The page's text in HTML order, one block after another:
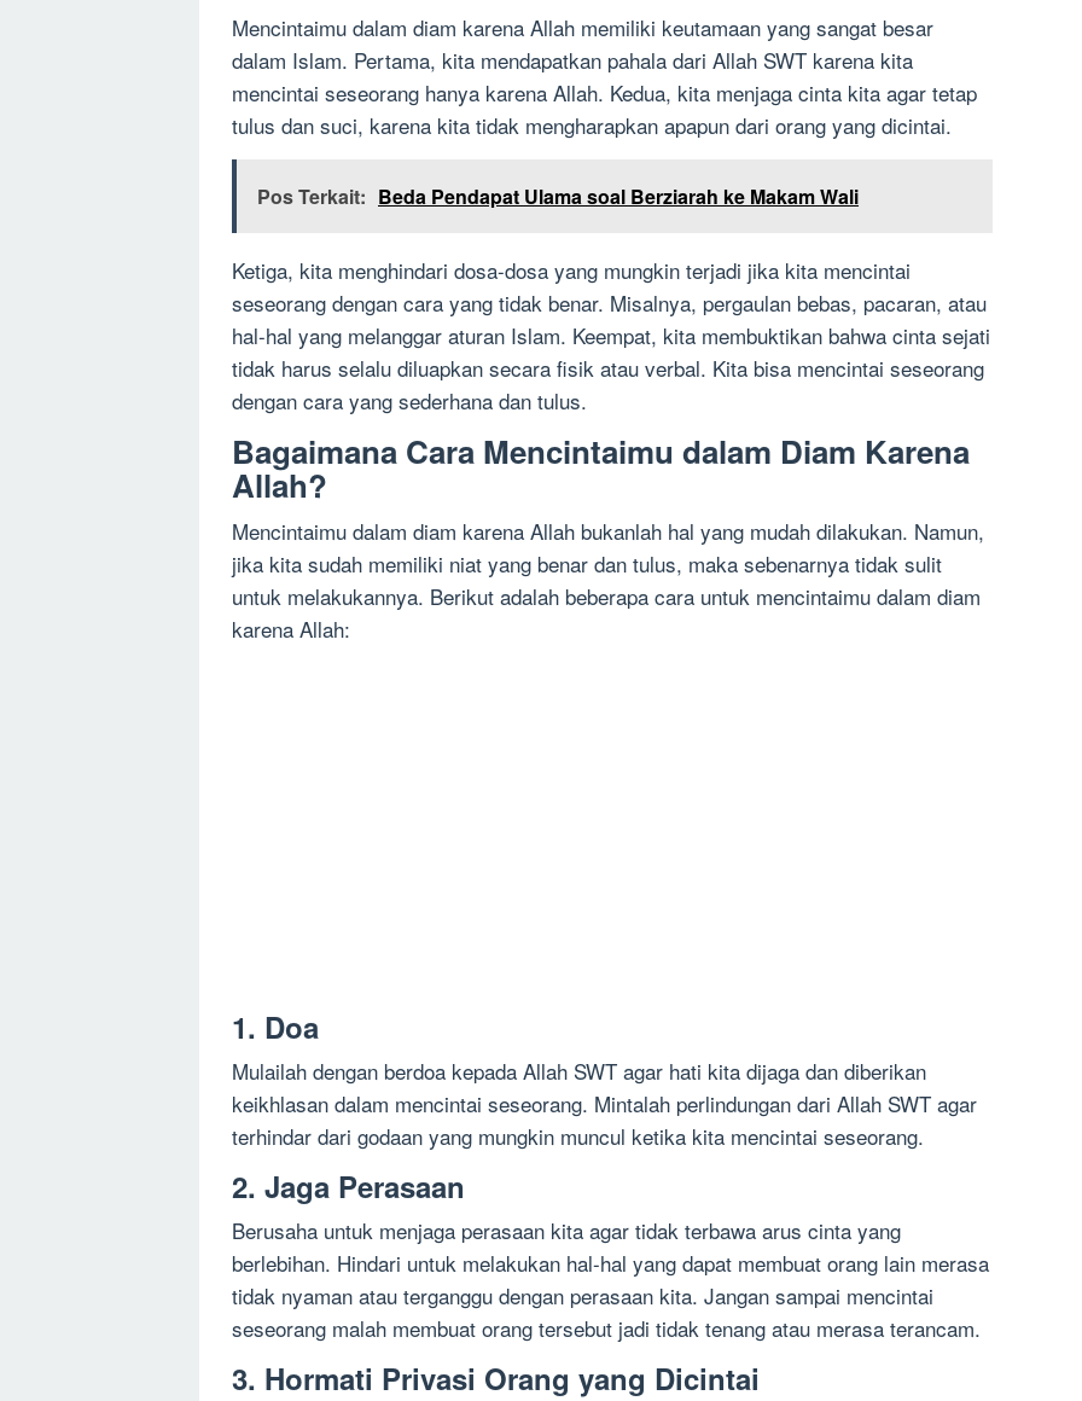
Mencintaimu dalam diam karena Allah memiliki keutamaan yang sangat besar
dalam Islam. Pertama, kita mendapatkan pahala dari Allah SWT karena kita
mencintai seseorang hanya karena Allah. Kedua, kita menjaga cinta kita agar tetap
tulus dan suci, karena kita tidak mengharapkan apapun dari orang yang dicintai.
Pos Terkait: Beda Pendapat Ulama soal Berziarah ke Makam Wali
Ketiga, kita menghindari dosa-dosa yang mungkin terjadi jika kita mencintai
seseorang dengan cara yang tidak benar. Misalnya, pergaulan bebas, pacaran, atau
hal-hal yang melanggar aturan Islam. Keempat, kita membuktikan bahwa cinta sejati
tidak harus selalu diluapkan secara fisik atau verbal. Kita bisa mencintai seseorang
dengan cara yang sederhana dan tulus.
Bagaimana Cara Mencintaimu dalam Diam Karena
Allah?
Mencintaimu dalam diam karena Allah bukanlah hal yang mudah dilakukan. Namun,
jika kita sudah memiliki niat yang benar dan tulus, maka sebenarnya tidak sulit
untuk melakukannya. Berikut adalah beberapa cara untuk mencintaimu dalam diam
karena Allah:
1. Doa
Mulailah dengan berdoa kepada Allah SWT agar hati kita dijaga dan diberikan
keikhlasan dalam mencintai seseorang. Mintalah perlindungan dari Allah SWT agar
terhindar dari godaan yang mungkin muncul ketika kita mencintai seseorang.
2. Jaga Perasaan
Berusaha untuk menjaga perasaan kita agar tidak terbawa arus cinta yang
berlebihan. Hindari untuk melakukan hal-hal yang dapat membuat orang lain merasa
tidak nyaman atau terganggu dengan perasaan kita. Jangan sampai mencintai
seseorang malah membuat orang tersebut jadi tidak tenang atau merasa terancam.
3. Hormati Privasi Orang yang Dicintai